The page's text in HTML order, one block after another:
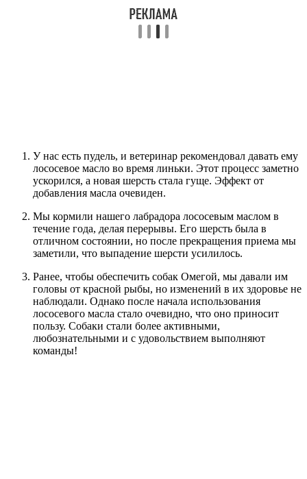
У нас есть пудель, и ветеринар рекомендовал давать ему
лососевое масло во время линьки. Этот процесс заметно
ускорился, а новая шерсть стала гуще. Эффект от
добавления масла очевиден.
Мы кормили нашего лабрадора лососевым маслом в
течение года, делая перерывы. Его шерсть была в
отличном состоянии, но после прекращения приема мы
заметили, что выпадение шерсти усилилось.
Ранее, чтобы обеспечить собак Омегой, мы давали им
головы от красной рыбы, но изменений в их здоровье не
наблюдали. Однако после начала использования
лососевого масла стало очевидно, что оно приносит
пользу. Собаки стали более активными,
любознательными и с удовольствием выполняют
команды!